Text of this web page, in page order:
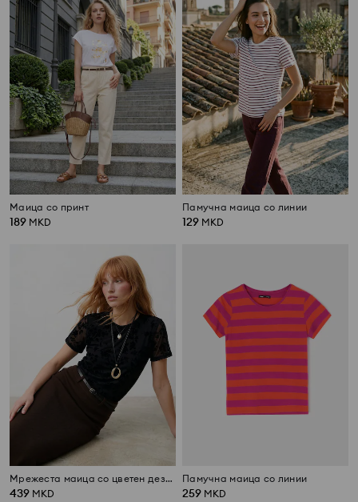
Маица со принт
189 MKD
Памучна маица со линии
129 MKD
Мрежеста маица со цветен дезен
439 MKD
Памучна маица со линии
259 MKD